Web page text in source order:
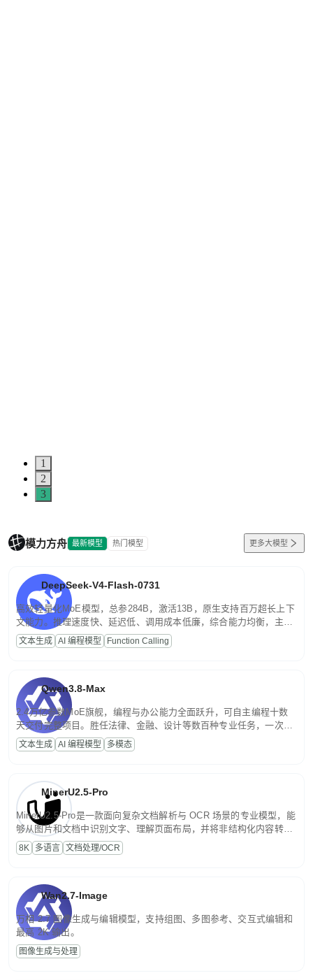
1
2
3
模力方舟 最新模型 热门模型 更多大模型
DeepSeek-V4-Flash-0731
高效轻量化MoE模型，总参284B，激活13B，原生支持百万超长上下
文能力。推理速度快、延迟低、调用成本低廉，综合能力均衡，主打
高并发、轻量化任务，适合日常对话、内容创作、基础 RAG、批量
文案处理等普惠刚需场景。
文本生成 AI 编程模型 Function Calling
Qwen3.8-Max
2.4万亿参数MoE旗舰，编程与办公能力全面跃升，可自主编程十数
天交付完整项目。胜任法律、金融、设计等数百种专业任务，一次对
话端到端交付生产级成果。原生视觉理解贯穿规划、执行与验证全流
程，支持超长文档与长视频的深度语义解析。长程任务中自主规划与
文本生成 AI 编程模型 多模态
MinerU2.5-Pro
MinerU2.5-Pro是一款面向复杂文档解析与 OCR 场景的专业模型，能
够从图片和文档中识别文字、理解页面布局，并将非结构化内容转换
为便于存储、检索和二次处理的结构化结果。
8K 多语言 文档处理/OCR
Wan2.7-Image
万相 2.7 图像生成与编辑模型，支持组图、多图参考、交互式编辑和
最高 2K 输出。
图像生成与处理